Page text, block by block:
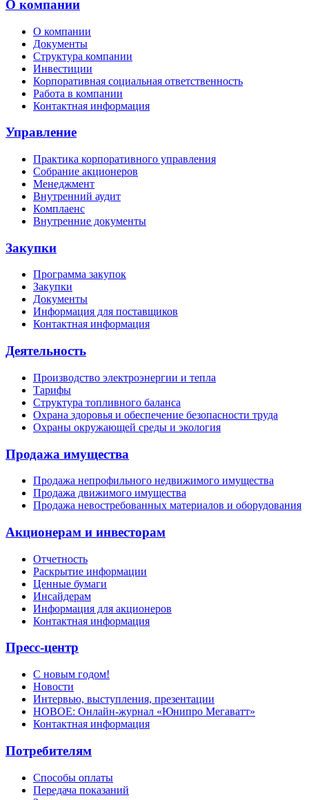
О компании
О компании
Документы
Структура компании
Инвестиции
Корпоративная социальная ответственность
Работа в компании
Контактная информация
Управление
Практика корпоративного управления
Собрание акционеров
Менеджмент
Внутренний аудит
Комплаенс
Внутренние документы
Закупки
Программа закупок
Закупки
Документы
Информация для поставщиков
Контактная информация
Деятельность
Производство электроэнергии и тепла
Тарифы
Структура топливного баланса
Охрана здоровья и обеспечение безопасности труда
Охраны окружающей среды и экология
Продажа имущества
Продажа непрофильного недвижимого имущества
Продажа движимого имущества
Продажа невостребованных материалов и оборудования
Акционерам и инвесторам
Отчетность
Раскрытие информации
Ценные бумаги
Инсайдерам
Информация для акционеров
Контактная информация
Пресс-центр
С новым годом!
Новости
Интервью, выступления, презентации
НОВОЕ: Онлайн-журнал «Юнипро Мегаватт»
Контактная информация
Потребителям
Способы оплаты
Передача показаний